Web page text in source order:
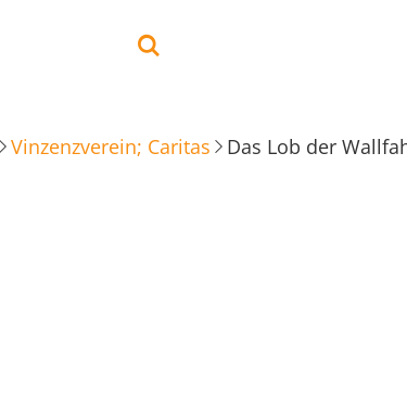
Vinzenzverein; Caritas Das Lob der